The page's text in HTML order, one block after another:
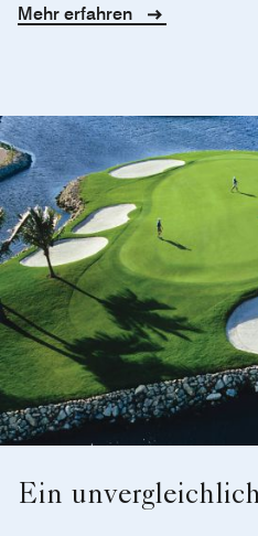
Mehr erfahren
Ein